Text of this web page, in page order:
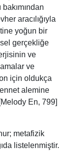
aracılığıyla
yoğun bir
gerçekliğe
ve
ve
için oldukça
alemine
En, 799]
metafizik
listelenmiştir.